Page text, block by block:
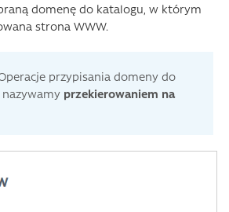
domenę do katalogu, w którym
strona WWW.
przypisania domeny do
przekierowaniem na